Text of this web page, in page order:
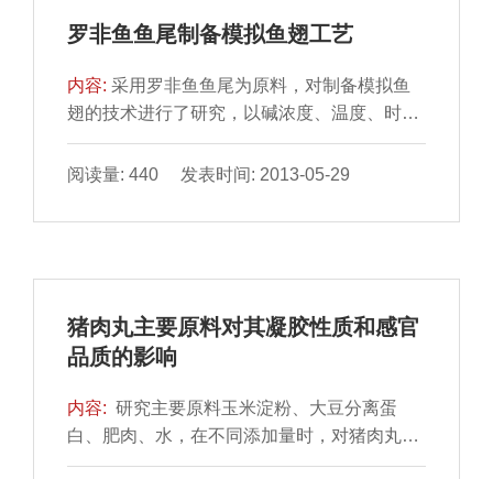
选，得出米、胡萝卜、香菇的理想添加量分别
罗非鱼鱼尾制备模拟鱼翅工艺
内容:采用罗非鱼鱼尾为原料，对制备模拟鱼
翅的技术进行了研究，以碱浓度、温度、时间
和料液比为考察因素，取翅程度和柔韧性为考
察指标，采用正交实验法对主要工艺参数进行
备，最佳取翅工艺为：温度45℃，料液比
软化工艺为：冰乙酸浓度0.125mol/L，温度
翅与市场上的散鱼翅的品质非常相似。
阅读量: 440 发表时间: 2013-05-29
猪肉丸主要原料对其凝胶性质和感官
品质的影响
内容: 研究主要原料玉米淀粉、大豆分离蛋
白、肥肉、水，在不同添加量时，对猪肉丸凝
胶性质中硬度、弹性、黏聚性、咀嚼性、蒸煮